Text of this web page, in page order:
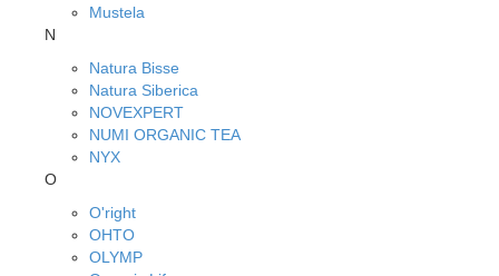
Mustela
N
Natura Bisse
Natura Siberica
NOVEXPERT
NUMI ORGANIC TEA
NYX
O
O'right
OHTO
OLYMP